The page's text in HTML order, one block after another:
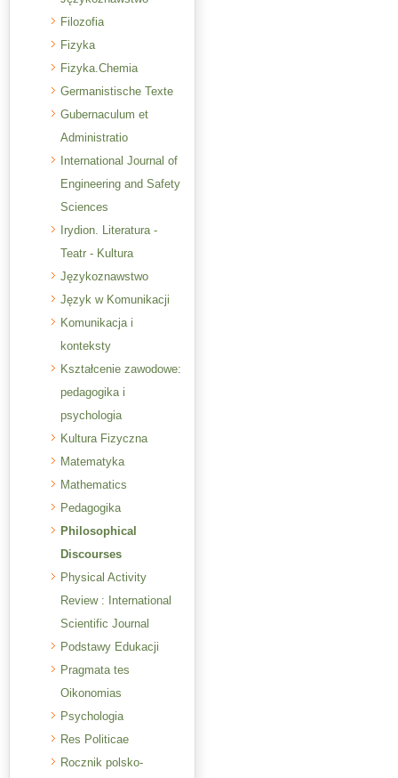
Filozofia
Fizyka
Fizyka.Chemia
Germanistische Texte
Gubernaculum et
Administratio
International Journal of
Engineering and Safety
Sciences
Irydion. Literatura -
Teatr - Kultura
Językoznawstwo
Język w Komunikacji
Komunikacja i
konteksty
Kształcenie zawodowe:
pedagogika i
psychologia
Kultura Fizyczna
Matematyka
Mathematics
Pedagogika
Philosophical
Discourses
Physical Activity
Review : International
Scientific Journal
Podstawy Edukacji
Pragmata tes
Oikonomias
Psychologia
Res Politicae
Rocznik polsko-